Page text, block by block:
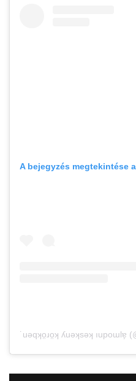
A bejegyzés megtekintése